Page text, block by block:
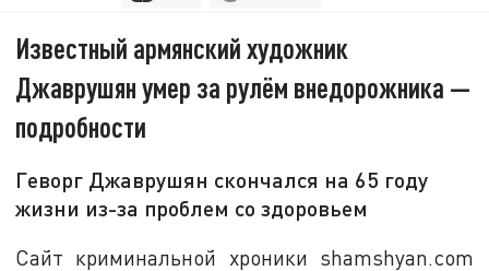
Известный армянский художник
Джаврушян умер за рулём внедорожника —
подробности
Геворг Джаврушян скончался на 65 году
жизни из-за проблем со здоровьем
Сайт криминальной хроники shamshyan.com